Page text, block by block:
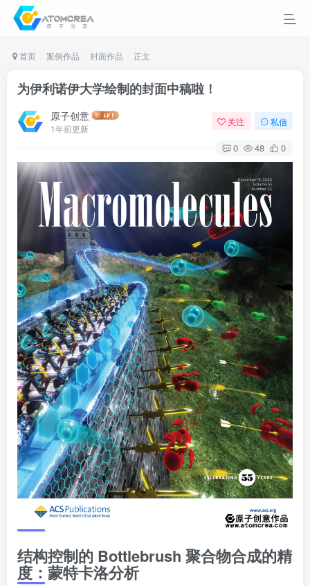
首页 案例作品 封面作品 正文
为伊利诺伊大学绘制的封面中稿啦！
原子创意
1年前更新
关注 私信
0 48 0
结构控制的 Bottlebrush 聚合物合成的精
度：蒙特卡洛分析